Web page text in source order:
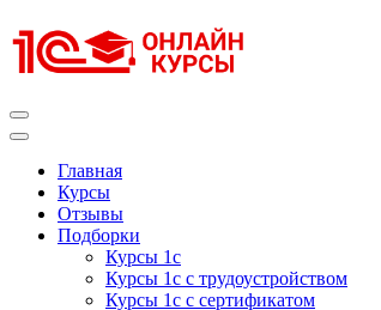
к
содержимому
Главная
Курсы
Отзывы
Подборки
Курсы 1с
Курсы 1с с трудоустройством
Курсы 1с с сертификатом